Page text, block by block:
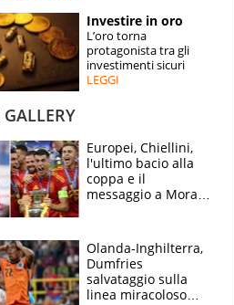
SPECIALI
ESPERTI
Investire in oro
L’oro torna
protagonista tra gli
investimenti sicuri
LEGGI
Europei, Chiellini,
l'ultimo bacio alla
coppa e il
messaggio a Morata
inglesi
Olanda-Inghilterra,
Dumfries
salvataggio sulla
linea miracoloso